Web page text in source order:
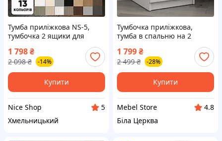
Тумба приліжкова NS-5,
тумбочка 2 ящики для
спальні, ЛДСП 40,2×40×53
см — Приліжкові тумбочки,
тумба класична в спальню
1 798₴
2 098 ₴ -14%
Купити
Nice Shop
5
Хмельницький
Тумбочка приліжкова,
тумба в спальню на 2
висувних ящика з фасадами
без ручок R-5
1 799₴
2 499 ₴ -28%
Купити
Mebel Store
4.8
Біла Церква